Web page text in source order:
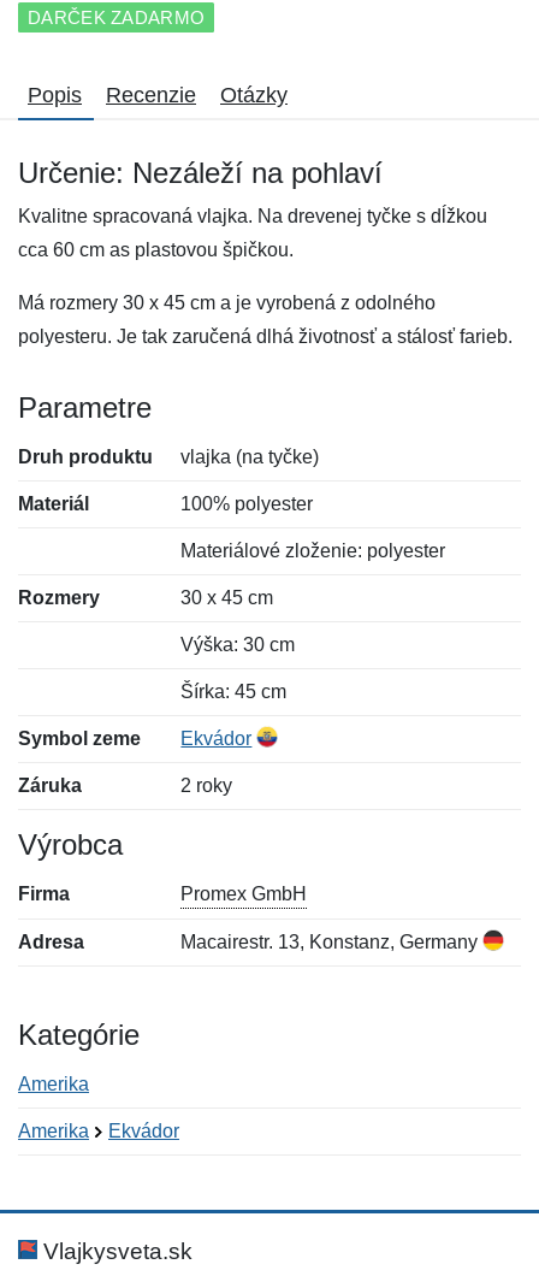
DARČEK ZADARMO
Popis Recenzie Otázky
Určenie: Nezáleží na pohlaví
Kvalitne spracovaná vlajka. Na drevenej tyčke s dĺžkou
cca 60 cm as plastovou špičkou.
Má rozmery 30 x 45 cm a je vyrobená z odolného
polyesteru. Je tak zaručená dlhá životnosť a stálosť farieb.
Parametre
Druh produktu vlajka (na tyčke)
Materiál 100% polyester
Materiálové zloženie: polyester
Rozmery 30 x 45 cm
Výška: 30 cm
Šírka: 45 cm
Symbol zeme Ekvádor
Záruka 2 roky
Výrobca
Firma Promex GmbH
Adresa Macairestr. 13, Konstanz, Germany
Kategórie
Amerika
Amerika Ekvádor
Hodnotenie:
Meno:
Vlajkysveta.sk